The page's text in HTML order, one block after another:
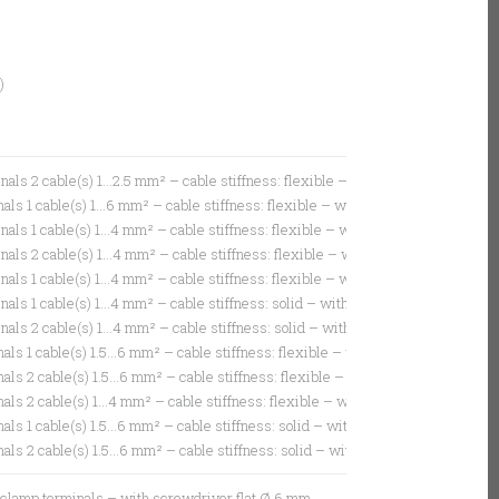
2 cable(s) 1…2.5 mm² – cable stiffness: flexible – with cable end
1 cable(s) 1…6 mm² – cable stiffness: flexible – with cable end
1 cable(s) 1…4 mm² – cable stiffness: flexible – without cable end
2 cable(s) 1…4 mm² – cable stiffness: flexible – without cable end
1 cable(s) 1…4 mm² – cable stiffness: flexible – with cable end
1 cable(s) 1…4 mm² – cable stiffness: solid – without cable end
2 cable(s) 1…4 mm² – cable stiffness: solid – without cable end
1 cable(s) 1.5…6 mm² – cable stiffness: flexible – without cable end
2 cable(s) 1.5…6 mm² – cable stiffness: flexible – without cable end
2 cable(s) 1…4 mm² – cable stiffness: flexible – with cable end
1 cable(s) 1.5…6 mm² – cable stiffness: solid – without cable end
2 cable(s) 1.5…6 mm² – cable stiffness: solid – without cable end